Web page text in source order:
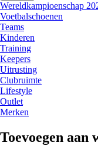
Wereldkampioenschap
Voetbalschoenen
Teams
Kinderen
Training
Keepers
Uitrusting
Clubruimte
Lifestyle
Outlet
Merken
Toevoegen aan